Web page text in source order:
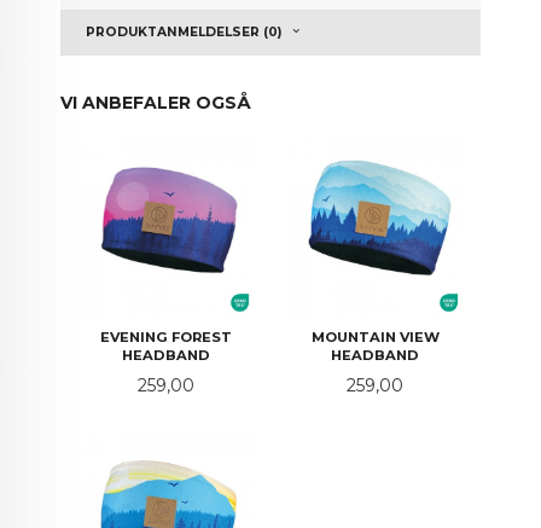
PRODUKTANMELDELSER (0)
VI ANBEFALER OGSÅ
EVENING FOREST
HEADBAND
Pris
259,00
MOUNTAIN VIEW
HEADBAND
Pris
259,00